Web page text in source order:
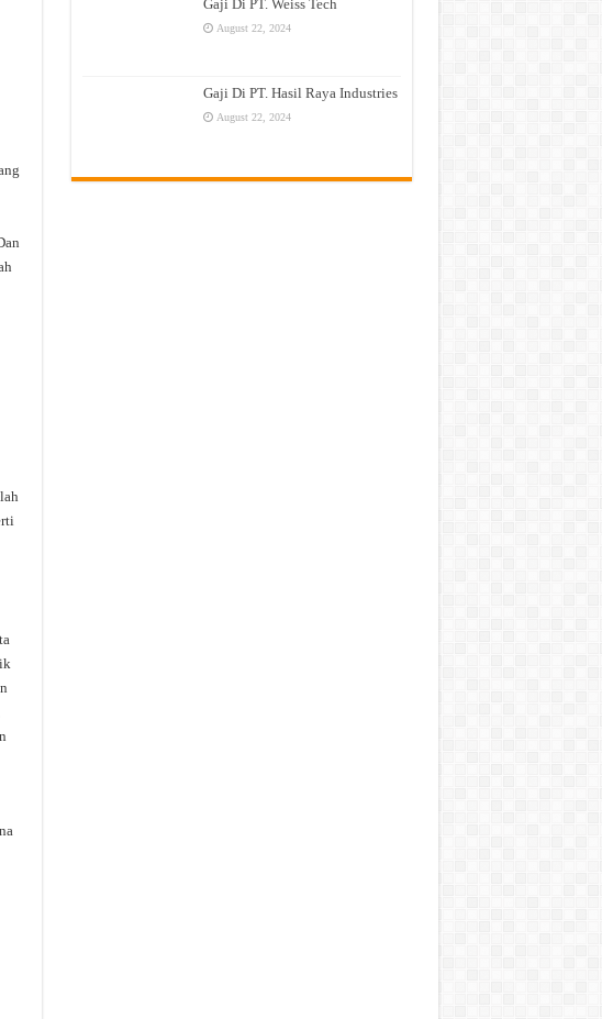
Gaji Di PT. Weiss Tech
August 22, 2024
Gaji Di PT. Hasil Raya Industries
August 22, 2024